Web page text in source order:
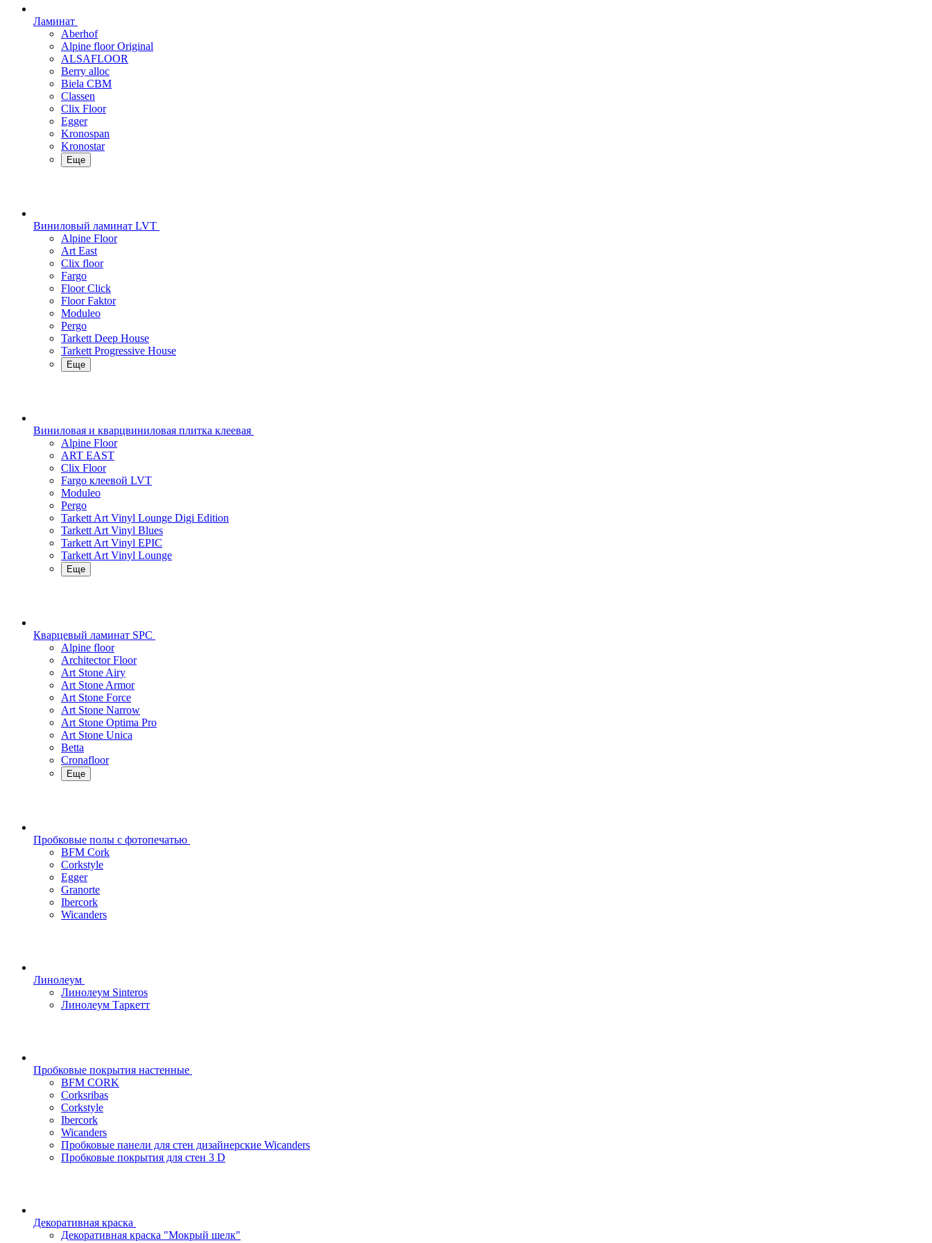
Ламинат
Aberhof
Alpine floor Original
ALSAFLOOR
Berry alloc
Biela CBM
Classen
Clix Floor
Egger
Kronospan
Kronostar
Еще
Виниловый ламинат LVT
Alpine Floor
Art East
Clix floor
Fargo
Floor Click
Floor Faktor
Moduleo
Pergo
Tarkett Deep House
Tarkett Progressive House
Еще
Виниловая и кварцвиниловая плитка клеевая
Alpine Floor
ART EAST
Clix Floor
Fargo клеевой LVT
Moduleo
Pergo
Tarkett Art Vinyl Lounge Digi Edition
Tarkett Art Vinyl Blues
Tarkett Art Vinyl EPIC
Tarkett Art Vinyl Lounge
Еще
Кварцевый ламинат SPC
Alpine floor
Architector Floor
Art Stone Airy
Art Stone Armor
Art Stone Force
Art Stone Narrow
Art Stone Optima Pro
Art Stone Unica
Betta
Cronafloor
Еще
Пробковые полы с фотопечатью
BFM Cork
Corkstyle
Egger
Granorte
Ibercork
Wicanders
Линолеум
Линолеум Sinteros
Линолеум Таркетт
Пробковые покрытия настенные
BFM CORK
Corksribas
Corkstyle
Ibercork
Wicanders
Пробковые панели для стен дизайнерские Wicanders
Пробковые покрытия для стен 3 D
Декоративная краска
Декоративная краска "Мокрый шелк"